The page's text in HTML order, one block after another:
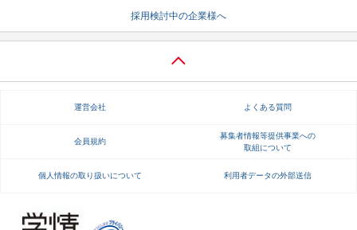
採用検討中の企業様へ
運営会社 よくある質問
会員規約
募集者情報等提供事業への
取組について
個人情報の取り扱いについて 利用者データの外部送信